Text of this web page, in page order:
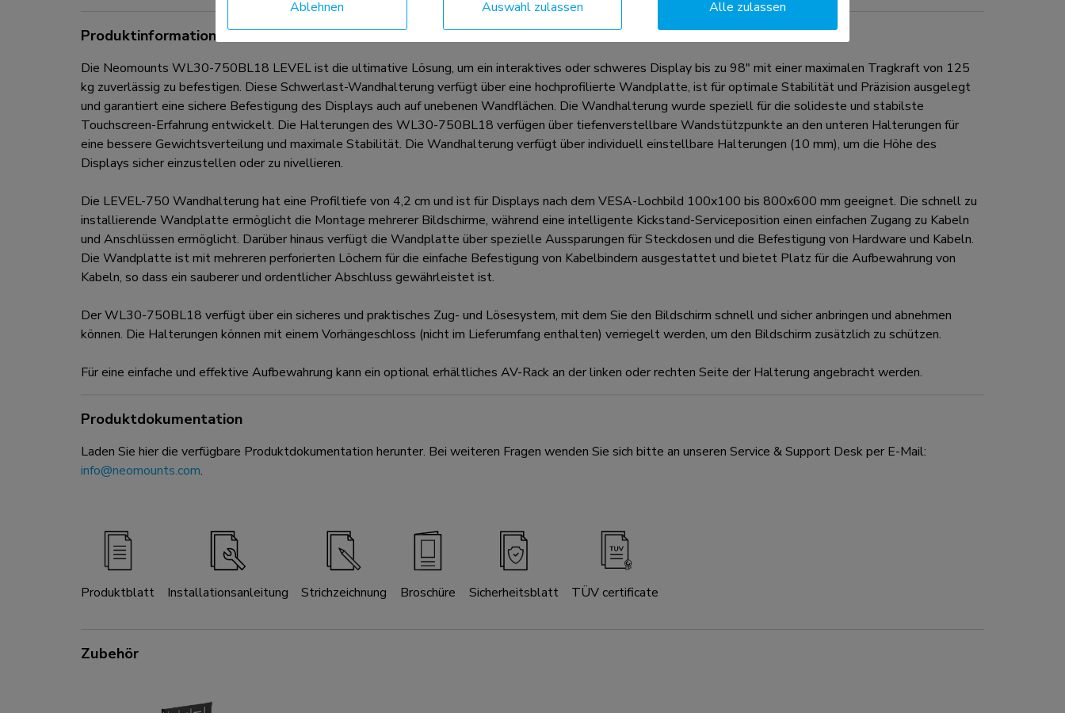
Produktinformationen
Die Neomounts WL30-750BL18 LEVEL ist die ultimative Lösung, um ein interaktives oder schweres Display bis zu 98" mit einer maximalen Tragkraft von 125
kg zuverlässig zu befestigen. Diese Schwerlast-Wandhalterung verfügt über eine hochprofilierte Wandplatte, ist für optimale Stabilität und Präzision ausgelegt
und garantiert eine sichere Befestigung des Displays auch auf unebenen Wandflächen. Die Wandhalterung wurde speziell für die solideste und stabilste
Touchscreen-Erfahrung entwickelt. Die Halterungen des WL30-750BL18 verfügen über tiefenverstellbare Wandstützpunkte an den unteren Halterungen für
eine bessere Gewichtsverteilung und maximale Stabilität. Die Wandhalterung verfügt über individuell einstellbare Halterungen (10 mm), um die Höhe des
Displays sicher einzustellen oder zu nivellieren.
Die LEVEL-750 Wandhalterung hat eine Profiltiefe von 4,2 cm und ist für Displays nach dem VESA-Lochbild 100x100 bis 800x600 mm geeignet. Die schnell zu
installierende Wandplatte ermöglicht die Montage mehrerer Bildschirme, während eine intelligente Kickstand-Serviceposition einen einfachen Zugang zu Kabeln
und Anschlüssen ermöglicht. Darüber hinaus verfügt die Wandplatte über spezielle Aussparungen für Steckdosen und die Befestigung von Hardware und Kabeln.
Die Wandplatte ist mit mehreren perforierten Löchern für die einfache Befestigung von Kabelbindern ausgestattet und bietet Platz für die Aufbewahrung von
Kabeln, so dass ein sauberer und ordentlicher Abschluss gewährleistet ist.
Der WL30-750BL18 verfügt über ein sicheres und praktisches Zug- und Lösesystem, mit dem Sie den Bildschirm schnell und sicher anbringen und abnehmen
können. Die Halterungen können mit einem Vorhängeschloss (nicht im Lieferumfang enthalten) verriegelt werden, um den Bildschirm zusätzlich zu schützen.
Für eine einfache und effektive Aufbewahrung kann ein optional erhältliches AV-Rack an der linken oder rechten Seite der Halterung angebracht werden.
Produktdokumentation
Laden Sie hier die verfügbare Produktdokumentation herunter. Bei weiteren Fragen wenden Sie sich bitte an unseren Service & Support Desk per E-Mail:
info@neomounts.com.
Produktblatt Installationsanleitung Strichzeichnung Broschüre Sicherheitsblatt TÜV certificate
Zubehör
Ablehnen Auswahl zulassen Alle zulassen